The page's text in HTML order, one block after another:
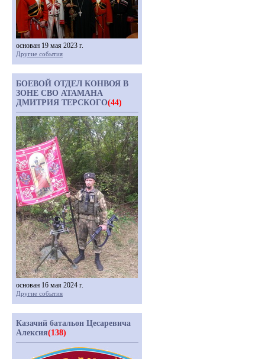
основан 19 мая 2023 г.
Другие события
БОЕВОЙ ОТДЕЛ КОНВОЯ В
ЗОНЕ СВО АТАМАНА
ДМИТРИЯ ТЕРСКОГО(44)
основан 16 мая 2024 г.
Другие события
Казачий батальон Цесаревича
Алексия(138)